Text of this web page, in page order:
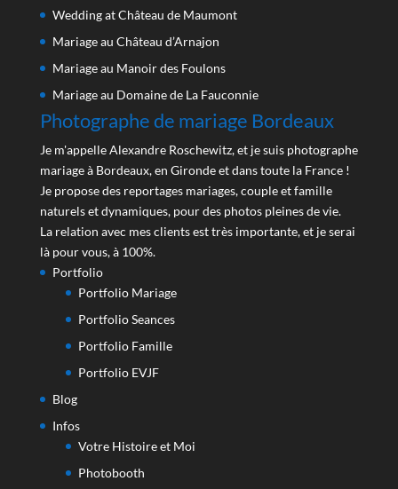
Wedding at Château de Maumont
Mariage au Château d’Arnajon
Mariage au Manoir des Foulons
Mariage au Domaine de La Fauconnie
Photographe de mariage Bordeaux
Je m'appelle Alexandre Roschewitz, et je suis photographe
mariage à Bordeaux, en Gironde et dans toute la France !
Je propose des reportages mariages, couple et famille
naturels et dynamiques, pour des photos pleines de vie.
La relation avec mes clients est très importante, et je serai
là pour vous, à 100%.
Portfolio
Portfolio Mariage
Portfolio Seances
Portfolio Famille
Portfolio EVJF
Blog
Infos
Votre Histoire et Moi
Photobooth